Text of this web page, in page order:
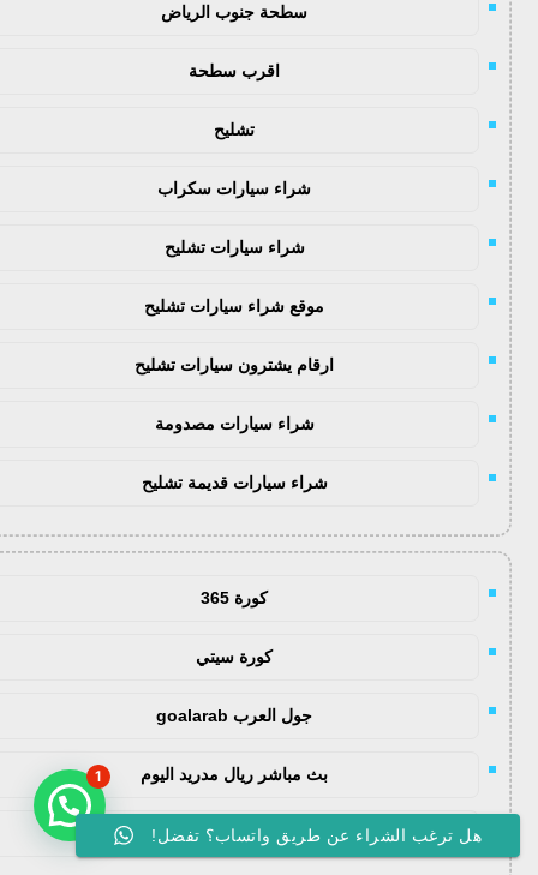
سطحة جنوب الرياض
اقرب سطحة
تشليح
شراء سيارات سكراب
شراء سيارات تشليح
موقع شراء سيارات تشليح
ارقام يشترون سيارات تشليح
شراء سيارات مصدومة
شراء سيارات قديمة تشليح
كورة 365
كورة سيتي
جول العرب goalarab
بث مباشر ريال مدريد اليوم
يلا لايف
هل ترغب الشراء عن طريق واتساب؟ تفضل!
1